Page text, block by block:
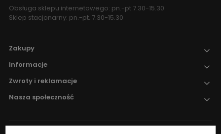
Obsługa sklepu internetowego: pn.-pt 7.30-15.30
Sklep stacjonarny: pn.-pt. 7.30-15.30
Zakupy
Informacje
Zwroty i reklamacje
Nasza społeczność